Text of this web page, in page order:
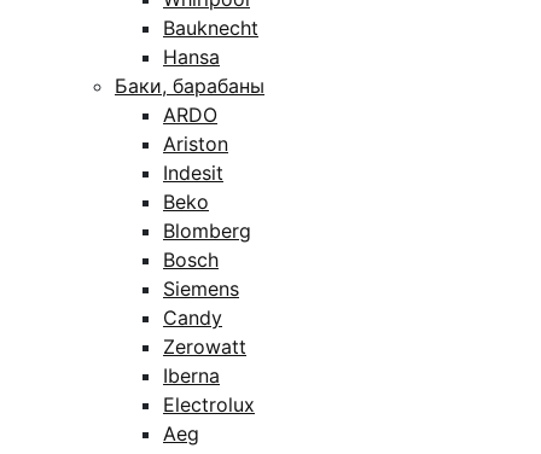
Bauknecht
Hansa
Баки, барабаны
ARDO
Ariston
Indesit
Beko
Blomberg
Bosch
Siemens
Candy
Zerowatt
Iberna
Electrolux
Aeg